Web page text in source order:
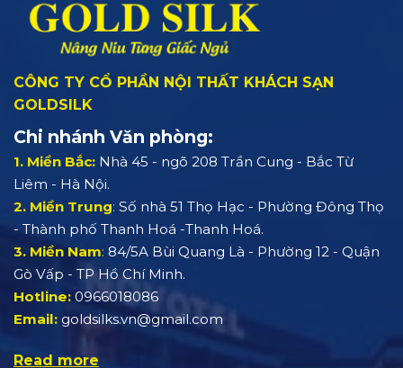
CÔNG TY CỔ PHẦN NỘI THẤT KHÁCH SẠN
GOLDSILK
Chi nhánh Văn phòng:
1. Miền Bắc: Nhà 45 - ngõ 208 Trần Cung - Bắc Từ
Liêm - Hà Nội.
2. Miền Trung: Số nhà 51 Thọ Hạc - Phường Đông Thọ
- Thành phố Thanh Hoá -Thanh Hoá.
3. Miền Nam: 84/5A Bùi Quang Là - Phường 12 - Quận
Gò Vấp - TP Hồ Chí Minh.
Hotline: 0966018086
Email: goldsilks.vn@gmail.com
Read more